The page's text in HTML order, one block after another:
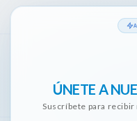
ÚNETE A
Suscríbete para recibir